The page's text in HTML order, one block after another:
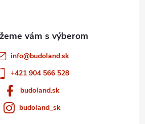
info@budoland.sk
+421 904 566 528
budoland.sk
budoland_sk